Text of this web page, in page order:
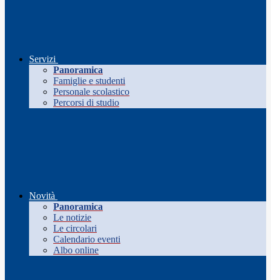
Servizi
Panoramica
Famiglie e studenti
Personale scolastico
Percorsi di studio
Novità
Panoramica
Le notizie
Le circolari
Calendario eventi
Albo online